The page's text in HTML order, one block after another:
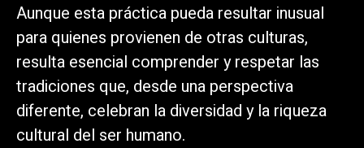
Aunque esta práctica pueda resultar inusual
para quienes provienen de otras culturas,
resulta esencial comprender y respetar las
tradiciones que, desde una perspectiva
diferente, celebran la diversidad y la riqueza
cultural del ser humano.